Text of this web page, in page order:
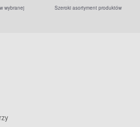
wybranej
Szeroki asortyment produktów